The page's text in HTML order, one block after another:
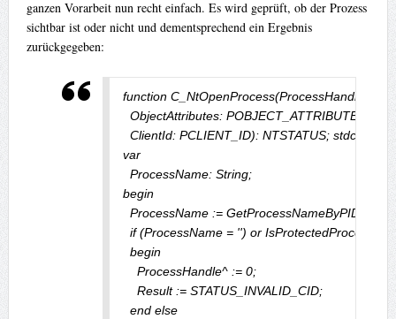
ganzen Vorarbeit nun recht einfach. Es wird geprüft, ob der Prozess
sichtbar ist oder nicht und dementsprechend ein Ergebnis
zurückgegeben:
function C_NtOpenProcess(ProcessHandle:
  ObjectAttributes: POBJECT_ATTRIBUTES;
  ClientId: PCLIENT_ID): NTSTATUS; stdcall;
var
  ProcessName: String;
begin
ProcessName :=
if (ProcessName = '') or
  begin
    ProcessHandle^ := 0;
    Result := STATUS_INVALID_CID;
  end else